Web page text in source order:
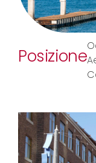
Posizione